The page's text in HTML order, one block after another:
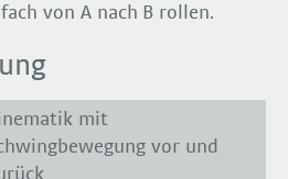
von A nach B rollen.
mit
vor und